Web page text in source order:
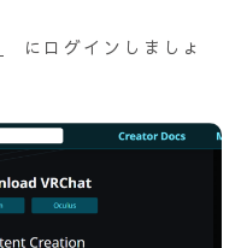
にログインしましょ